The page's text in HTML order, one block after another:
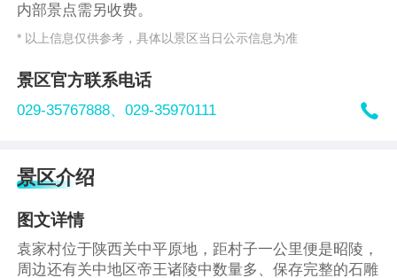
内部景点需另收费。
* 以上信息仅供参考，具体以景区当日公示信息为准
景区官方联系电话
029-35767888、029-35970111 
景区介绍
图文详情
袁家村位于陕西关中平原地，距村子一公里便是昭陵，
周边还有关中地区帝王诸陵中数量多、保存完整的石雕